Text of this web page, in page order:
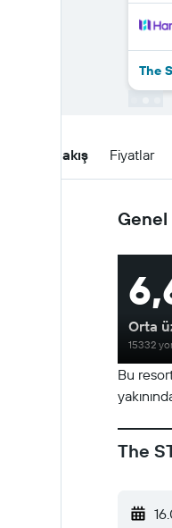
The
Genel Bakış Fiyatlar
Genel
Bu
Orta
15332
The